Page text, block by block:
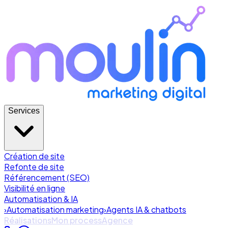
Services
Création de site
Refonte de site
Référencement (SEO)
Visibilité en ligne
Automatisation & IA
›Automatisation marketing›Agents IA & chatbots
RéalisationsMon processAgence